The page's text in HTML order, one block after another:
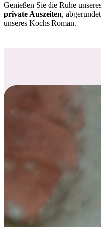
Genießen Sie die Ruhe
private Auszeiten,
unseres Kochs Roman.